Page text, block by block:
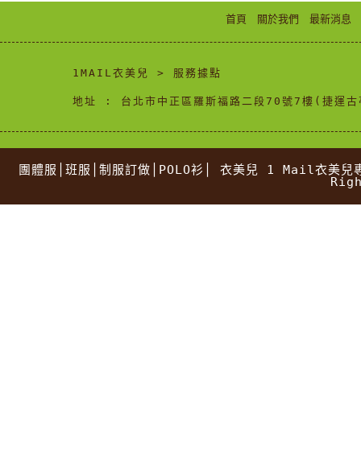
首頁 關於我們 最新消息
1MAIL衣美兒 > 服務據點
地址 : 台北市中正區羅斯福路二段70號7樓(捷運
團體服│班服│制服訂做│POLO衫│ 衣美兒 1 Mail衣美兒